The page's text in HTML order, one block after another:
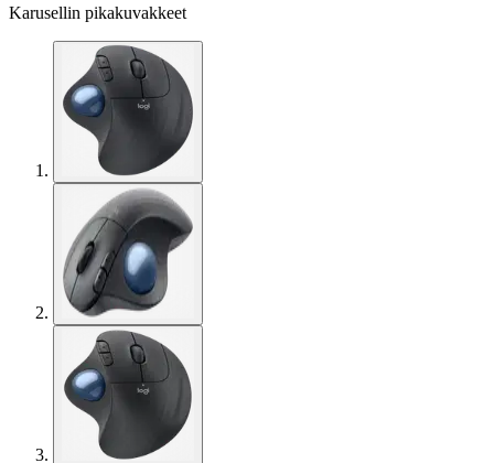
Karusellin pikakuvakkeet